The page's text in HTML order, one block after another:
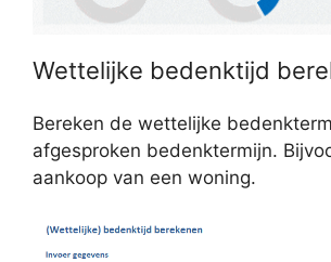
Wettelijke bedenktijd
Bereken de wettelijke
afgesproken bedenktermijn.
aankoop van een woning.